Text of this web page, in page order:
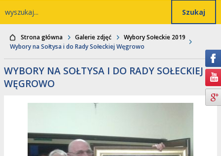
Strona główna Galerie zdjęć
Wybory Sołeckie 2019
Wybory na Sołtysa i do Rady Sołeckiej Węgrowo
WYBORY NA SOŁTYSA I DO RADY SOŁECKIEJ
WĘGROWO